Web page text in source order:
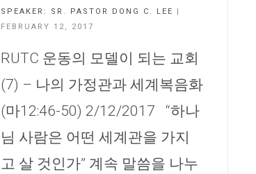
SPEAKER: SR. PASTOR DONG C. LEE
|
FEBRUARY 12, 2017
RUTC 운동의 모델이 되는 교회
(7) – 나의 가정관과 세계복음화
(마12:46-50) 2/12/2017 “하나
님 사람은 어떤 세계관을 가지
고 살 것인가” 계속 말씀을 나누